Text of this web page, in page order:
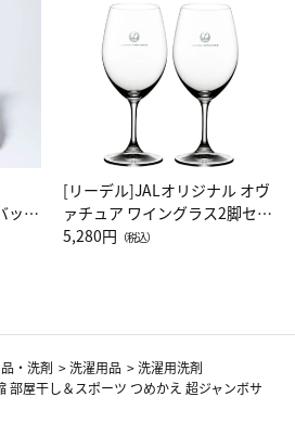
ッグ
ス
[リーデル]JALオリジナル オヴ
ァチュア ワイングラス2脚セッ
ト（レッドワイン）
5,280円 （税込）
・洗剤 >洗濯用品 >洗濯用洗剤
部屋干し＆スポーツ つめかえ 超ジャンボサ